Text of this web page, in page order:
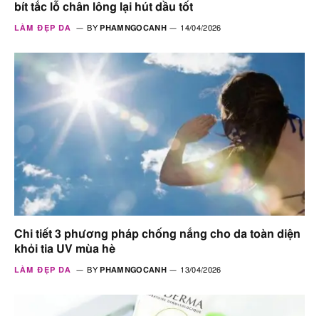
bít tắc lỗ chân lông lại hút dầu tốt
LÀM ĐẸP DA BY PHAMNGOCANH 14/04/2026
Chi tiết 3 phương pháp chống nắng cho da toàn diện
khỏi tia UV mùa hè
LÀM ĐẸP DA BY PHAMNGOCANH 13/04/2026